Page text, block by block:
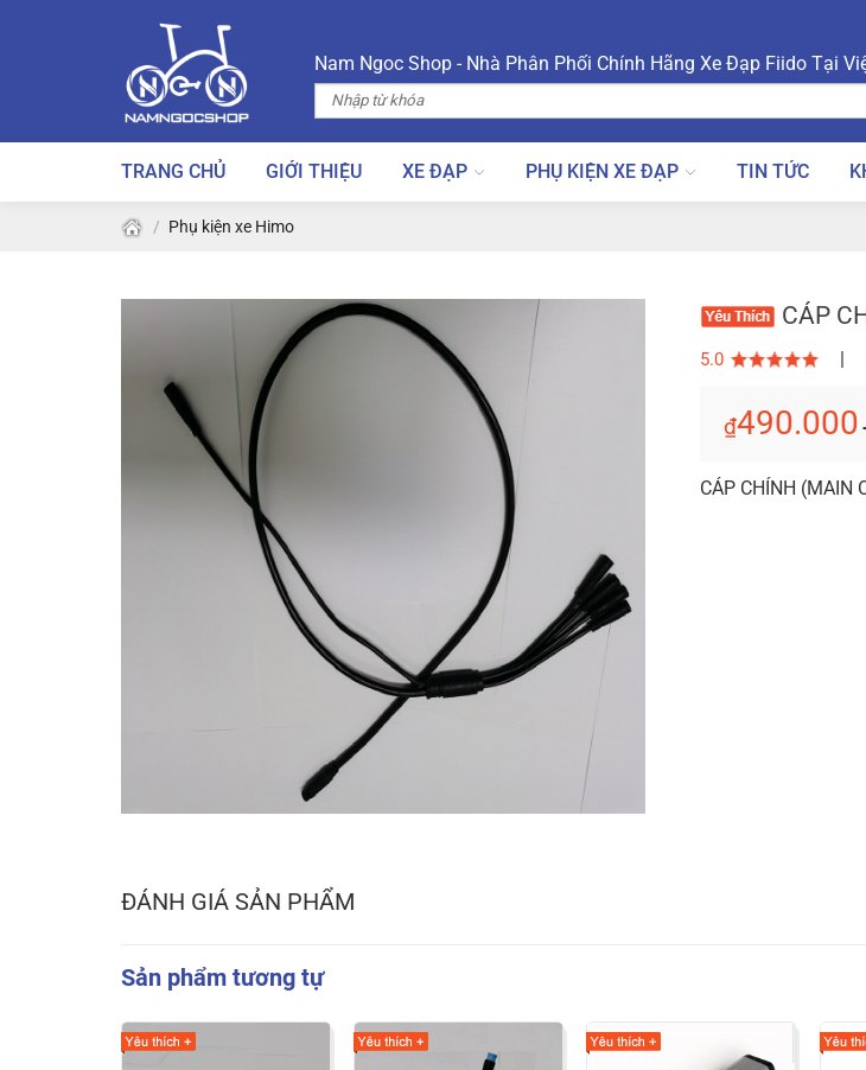
Nam Ngoc Shop - Nhà Phân Phối Chính Hãng Xe Đạp Fiido Tại
TRANG CHỦ GIỚI THIỆU XE ĐẠP PHỤ KIỆN XE ĐẠP TIN TỨC
/ Phụ kiện xe Himo
CÁP
5.0 |
₫490.000
CÁP CHÍNH (MAIN
ĐÁNH GIÁ SẢN PHẨM
Sản phẩm tương tự